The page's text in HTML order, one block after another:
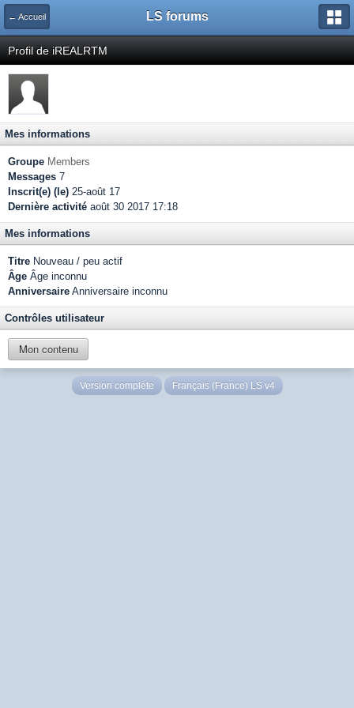
← Accueil LS forums
Profil de iREALRTM
Mes informations
Groupe Members
Messages 7
Inscrit(e) (le) 25-août 17
Dernière activité août 30 2017 17:18
Mes informations
Titre Nouveau / peu actif
Âge Âge inconnu
Anniversaire Anniversaire inconnu
Contrôles utilisateur
Mon contenu
Version complète Français (France) LS v4